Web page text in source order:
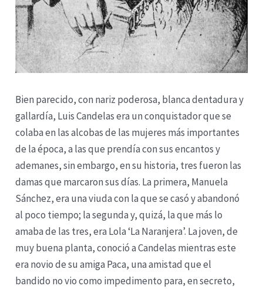
Bien parecido, con nariz poderosa, blanca dentadura y
gallardía, Luis Candelas era un conquistador que se
colaba en las alcobas de las mujeres más importantes
de la época, a las que prendía con sus encantos y
ademanes, sin embargo, en su historia, tres fueron las
damas que marcaron sus días. La primera, Manuela
Sánchez, era una viuda con la que se casó y abandonó
al poco tiempo; la segunda y, quizá, la que más lo
amaba de las tres, era Lola ‘La Naranjera’. La joven, de
muy buena planta, conoció a Candelas mientras este
era novio de su amiga Paca, una amistad que el
bandido no vio como impedimento para, en secreto,